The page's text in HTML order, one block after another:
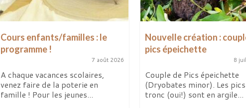
Cours enfants/familles : le
programme !
7 août 2026
A chaque vacances scolaires,
venez faire de la poterie en
famille ! Pour les jeunes...
Nouvelle création :
pics épeichette
8
Couple de Pics épeichette
(Dryobates minor). Les
tronc (oui!) sont en argile...